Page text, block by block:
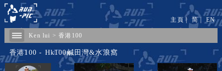
Ken lui >香港100
主頁 | 简| EN
香港100 - Hk100鹹田灣&水浪窩